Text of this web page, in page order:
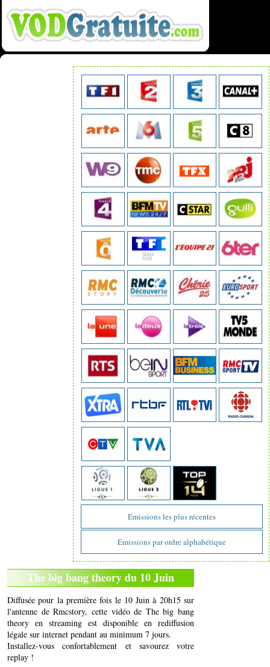
Emissions les plus récentes
Emissions par ordre alphabétique
The big bang theory du 10 Juin
Diffusée pour la première fois le 10 Juin à 20h15 sur
l'antenne de Rmcstory, cette vidéo de The big bang
theory en streaming est disponible en rediffusion
légale sur internet pendant au minimum 7 jours.
Installez-vous confortablement et savourez votre
replay !